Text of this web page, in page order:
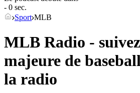
- 0 sec.
Sport MLB
MLB Radio -
majeure de
la radio